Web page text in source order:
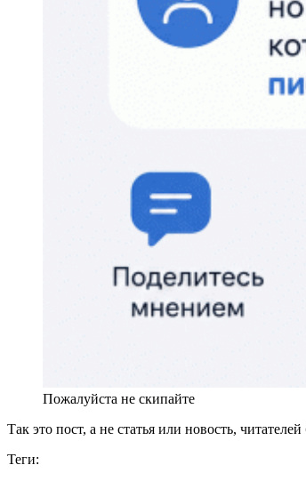
Пожалуйста не скипайте
Так это пост, а не статья или новость,
Теги: